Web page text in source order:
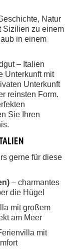
Natur
Sizilien zu einem
in einem
– Italien
Unterkunft mit
Unterkunft
reinsten Form.
Sie Ihren
gerne für diese
– charmantes
die Hügel
mit großem
am Meer
mit